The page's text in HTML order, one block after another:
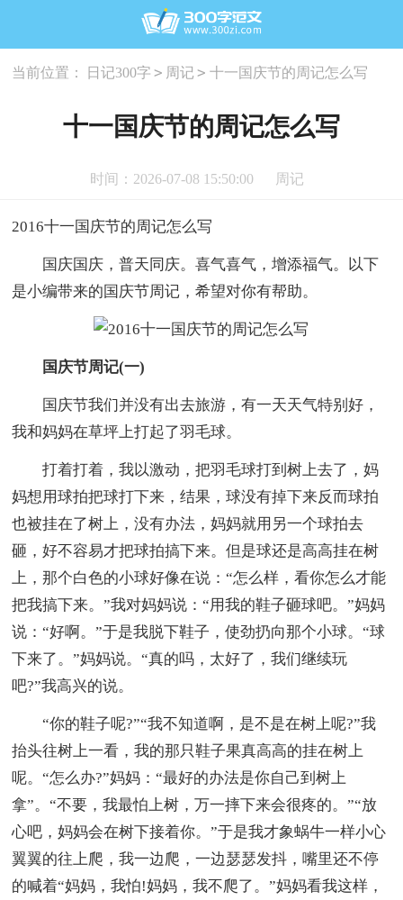
当前位置： 日记300字 > 周记 > 十一国庆节的周记怎么写
十一国庆节的周记怎么写
时间：2026-07-08 15:50:00 周记
2016十一国庆节的周记怎么写
国庆国庆，普天同庆。喜气喜气，增添福气。以下
是小编带来的国庆节周记，希望对你有帮助。
国庆节周记(一)
国庆节我们并没有出去旅游，有一天天气特别好，
我和妈妈在草坪上打起了羽毛球。
打着打着，我以激动，把羽毛球打到树上去了，妈
妈想用球拍把球打下来，结果，球没有掉下来反而球拍
也被挂在了树上，没有办法，妈妈就用另一个球拍去
砸，好不容易才把球拍搞下来。但是球还是高高挂在树
上，那个白色的小球好像在说：“怎么样，看你怎么才能
把我搞下来。”我对妈妈说：“用我的鞋子砸球吧。”妈妈
说：“好啊。”于是我脱下鞋子，使劲扔向那个小球。“球
下来了。”妈妈说。“真的吗，太好了，我们继续玩
吧?”我高兴的说。
“你的鞋子呢?”“我不知道啊，是不是在树上呢?”我
抬头往树上一看，我的那只鞋子果真高高的挂在树上
呢。“怎么办?”妈妈：“最好的办法是你自己到树上
拿”。“不要，我最怕上树，万一摔下来会很疼的。”“放
心吧，妈妈会在树下接着你。”于是我才象蜗牛一样小心
翼翼的往上爬，我一边爬，一边瑟瑟发抖，嘴里还不停
的喊着“妈妈，我怕!妈妈，我不爬了。”妈妈看我这样，